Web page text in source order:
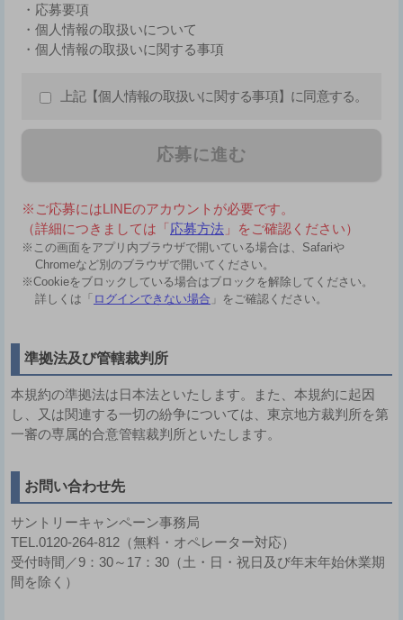
・応募要項
・個人情報の取扱いについて
・個人情報の取扱いに関する事項
上記【個人情報の取扱いに関する事項】に同意する。
応募に進む
※ご応募にはLINEのアカウントが必要です。
（詳細につきましては「応募方法 」をご確認ください）
※この画面をアプリ内ブラウザで開いている場合は、Safariや
Chromeなど別のブラウザで開いてください。
※Cookieをブロックしている場合はブロックを解除してください。
詳しくは「 ログインできない場合 」をご確認ください。
準拠法及び管轄裁判所
本規約の準拠法は日本法といたします。また、本規約に起因
し、又は関連する一切の紛争については、東京地方裁判所を第
一審の専属的合意管轄裁判所といたします。
お問い合わせ先
サントリーキャンペーン事務局
TEL.0120-264-812（無料・オペレーター対応）
受付時間／9：30～17：30（土・日・祝日及び年末年始休業期
間を除く）